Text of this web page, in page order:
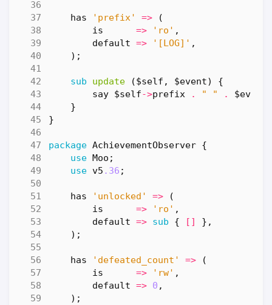
has 'prefix' =>
(
is
=> 'ro' ,
default => '[LOG]' ,
);
sub update
($self, $event) {
say $self->prefix . " " . $event
}
}
package AchievementObserver {
use Moo ;
use v5 .36 ;
has 'unlocked' =>
(
is
=> 'ro' ,
default => sub { []
},
);
has 'defeated_count' =>
(
is
=> 'rw' ,
default => 0 ,
);